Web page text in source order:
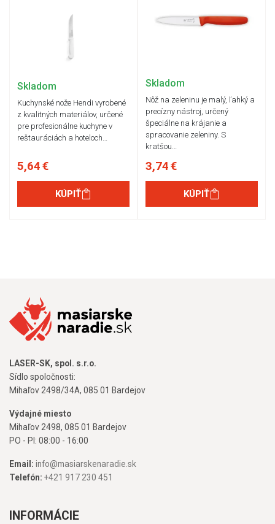
Skladom
Kuchynské nože Hendi vyrobené
z kvalitných materiálov, určené
pre profesionálne kuchyne v
reštauráciách a hoteloch…
5,64 €
KÚPIŤ
Skladom
Nôž na zeleninu je malý, ľahký a
precízny nástroj, určený
špeciálne na krájanie a
spracovanie zeleniny. S
kratšou…
3,74 €
KÚPIŤ
LASER-SK, spol. s.r.o.
Sídlo spoločnosti:
Mihaľov 2498/34A, 085 01 Bardejov
Výdajné miesto
Mihaľov 2498, 085 01 Bardejov
PO - PI: 08:00 - 16:00
Email: info@masiarskenaradie.sk
Telefón: +421 917 230 451
INFORMÁCIE